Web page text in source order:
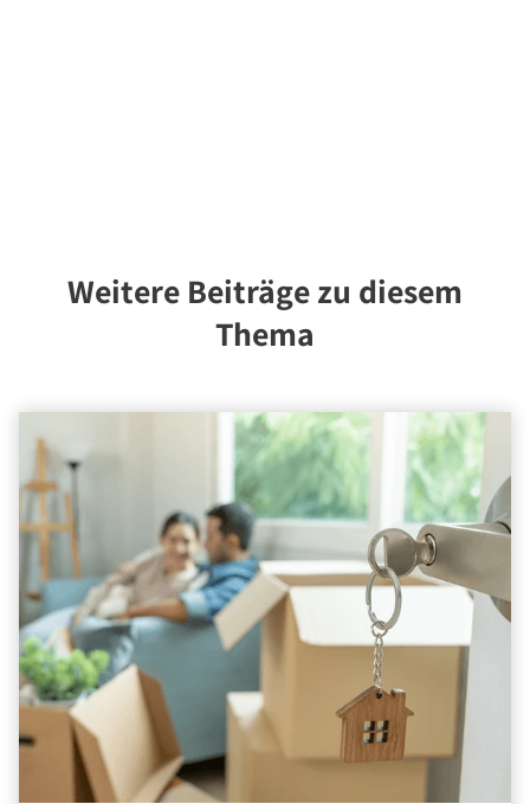
Über Uns
Presse
Kontakt
Weitere Beiträge zu diesem
Thema